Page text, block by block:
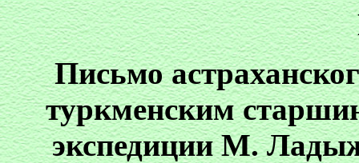
Письмо
туркменским
экспедиции М.